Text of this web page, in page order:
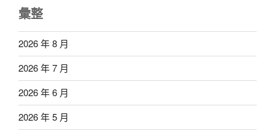
彙整
2026 年 8 月
2026 年 7 月
2026 年 6 月
2026 年 5 月